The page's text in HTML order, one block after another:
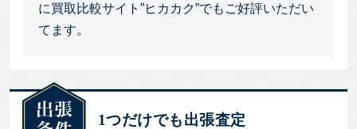
に買取比較サイト”ヒカカク”でもご好評いただい
てます。
1つだけでも出張査定